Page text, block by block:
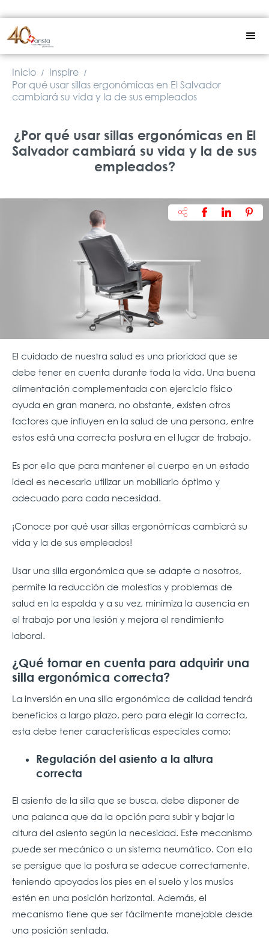
Inicio / Inspire /
Por qué usar sillas ergonómicas en El Salvador
cambiará su vida y la de sus empleados
¿Por qué usar sillas ergonómicas en El
Salvador cambiará su vida y la de sus
empleados?
El cuidado de nuestra salud es una prioridad que se
debe tener en cuenta durante toda la vida. Una buena
alimentación complementada con ejercicio físico
ayuda en gran manera, no obstante, existen otros
factores que influyen en la salud de una persona, entre
estos está una correcta postura en el lugar de trabajo.
Es por ello que para mantener el cuerpo en un estado
ideal es necesario utilizar un mobiliario óptimo y
adecuado para cada necesidad.
¡Conoce por qué usar sillas ergonómicas cambiará su
vida y la de sus empleados!
Usar una silla ergonómica que se adapte a nosotros,
permite la reducción de molestias y problemas de
salud en la espalda y a su vez, minimiza la ausencia en
el trabajo por una lesión y mejora el rendimiento
laboral.
¿Qué tomar en cuenta para adquirir una
silla ergonómica correcta?
La inversión en una silla ergonómica de calidad tendrá
beneficios a largo plazo, pero para elegir la correcta,
esta debe tener características especiales como:
Regulación del asiento a la altura
correcta
El asiento de la silla que se busca, debe disponer de
una palanca que da la opción para subir y bajar la
altura del asiento según la necesidad. Este mecanismo
puede ser mecánico o un sistema neumático. Con ello
se persigue que la postura se adecue correctamente,
teniendo apoyados los pies en el suelo y los muslos
estén en una posición horizontal. Además, el
mecanismo tiene que ser fácilmente manejable desde
una posición sentada.